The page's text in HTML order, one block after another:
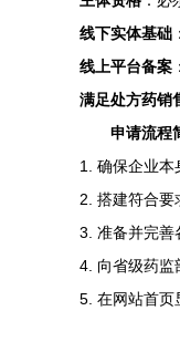
线下实体基础
线上平台备案
满足处方药销
申请流程
1. 确保企业本
2. 搭建符合要
3. 准备并完善
4. 向省级药监
5. 在网站首页